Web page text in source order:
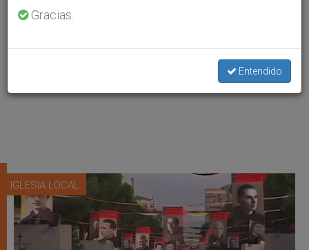
IGLESIA LOCAL
Gracias.
Entendido